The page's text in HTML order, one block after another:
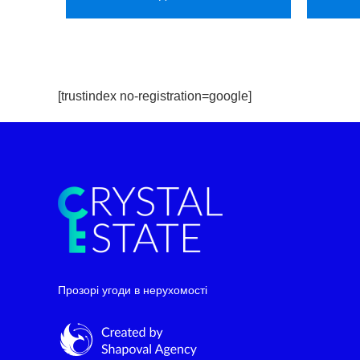
[trustindex no-registration=google]
Прозорі угоди в нерухомості
Telegram